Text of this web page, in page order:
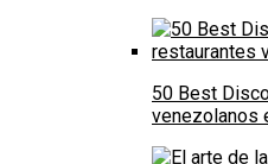
50 Best
venezolanos